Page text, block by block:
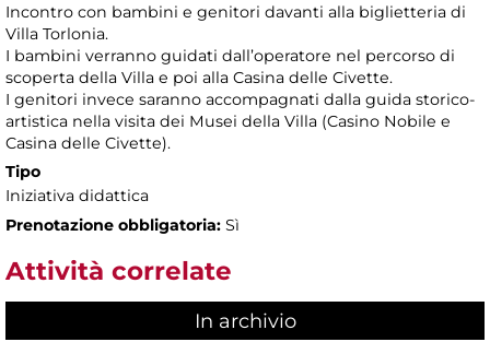
Incontro con bambini e genitori davanti alla biglietteria di
Villa Torlonia.
I bambini verranno guidati dall’operatore nel percorso di
scoperta della Villa e poi alla Casina delle Civette.
I genitori invece saranno accompagnati dalla guida storico-
artistica nella visita dei Musei della Villa (Casino Nobile e
Casina delle Civette).
Tipo
Iniziativa didattica
Prenotazione obbligatoria: Sì
Attività correlate
In archivio